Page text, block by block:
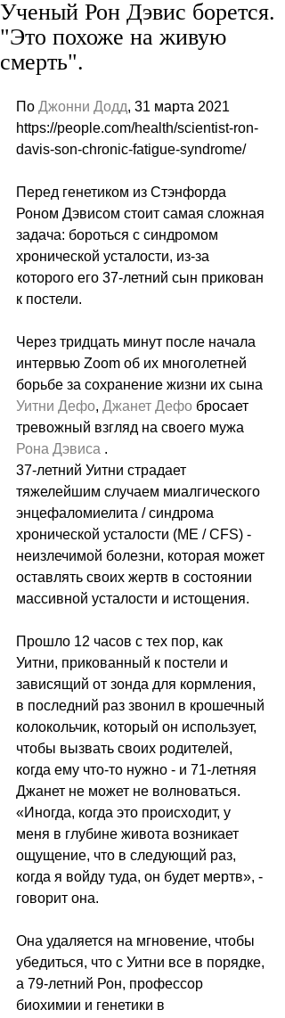
Ученый Рон Дэвис борется.
"Это похоже на живую
смерть".
По Джонни Додд, 31 марта 2021
https://people.com/health/scientist-ron-
davis-son-chronic-fatigue-syndrome/
Перед генетиком из Стэнфорда
Роном Дэвисом стоит самая сложная
задача: бороться с синдромом
хронической усталости, из-за
которого его 37-летний сын прикован
к постели.
Через тридцать минут после начала
интервью Zoom об их многолетней
борьбе за сохранение жизни их сына
Уитни Дефо, Джанет Дефо бросает
тревожный взгляд на своего мужа
Рона Дэвиса .
37-летний Уитни страдает
тяжелейшим случаем миалгического
энцефаломиелита / синдрома
хронической усталости (ME / CFS) -
неизлечимой болезни, которая может
оставлять своих жертв в состоянии
массивной усталости и истощения.
Прошло 12 часов с тех пор, как
Уитни, прикованный к постели и
зависящий от зонда для кормления,
в последний раз звонил в крошечный
колокольчик, который он использует,
чтобы вызвать своих родителей,
когда ему что-то нужно - и 71-летняя
Джанет не может не волноваться.
«Иногда, когда это происходит, у
меня в глубине живота возникает
ощущение, что в следующий раз,
когда я войду туда, он будет мертв», -
говорит она.
Она удаляется на мгновение, чтобы
убедиться, что с Уитни все в порядке,
а 79-летний Рон, профессор
биохимии и генетики в